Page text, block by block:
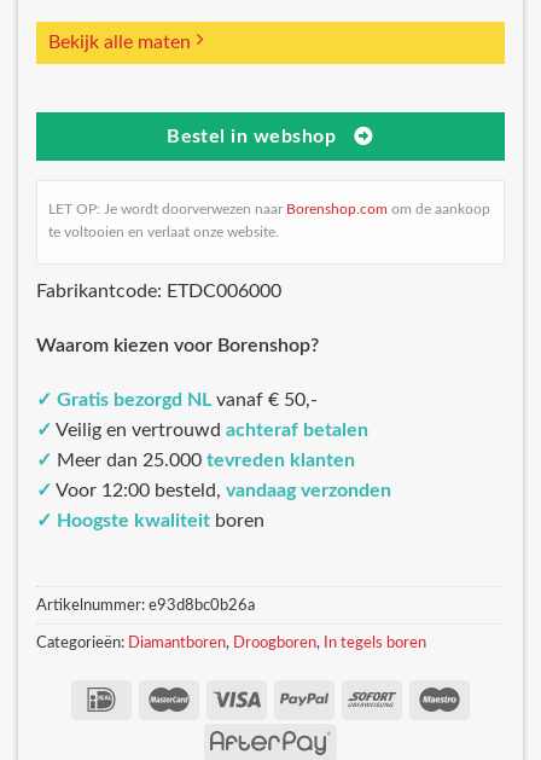
Bekijk alle maten
Bestel in webshop
LET OP: Je wordt doorverwezen naar Borenshop.com om de aankoop
te voltooien en verlaat onze website.
Fabrikantcode: ETDC006000
Waarom kiezen voor Borenshop?
✓ Gratis bezorgd NL vanaf € 50,-
✓ Veilig en vertrouwd achteraf betalen
✓ Meer dan 25.000 tevreden klanten
✓ Voor 12:00 besteld, vandaag verzonden
✓ Hoogste kwaliteit boren
Artikelnummer: e93d8bc0b26a
Categorieën: Diamantboren, Droogboren, In tegels boren